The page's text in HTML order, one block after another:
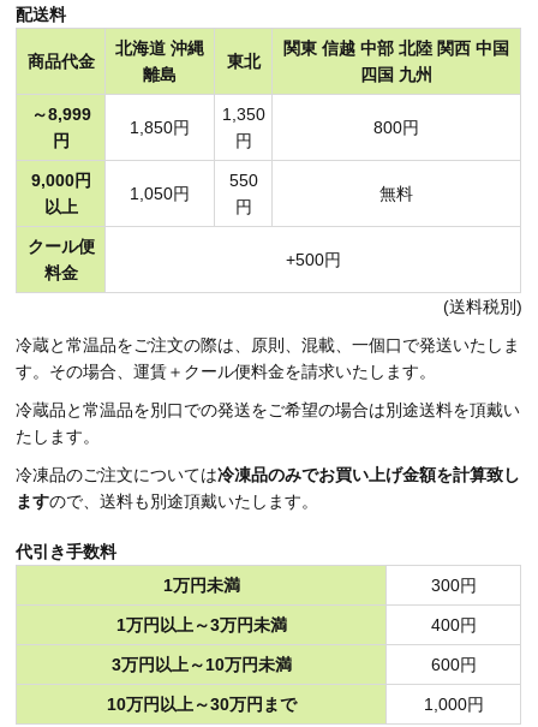
配送料
商品代金
北海道 沖縄
離島
東北
関東 信越 中部 北陸 関西 中国
四国 九州
～8,999
円
1,850円
1,350
円
800円
9,000円
以上
1,050円
550
円
無料
クール便
料金
+500円
(送料税別)
冷蔵と常温品をご注文の際は、原則、混載、一個口で発送いたしま
す。その場合、運賃＋クール便料金を請求いたします。
冷蔵品と常温品を別口での発送をご希望の場合は別途送料を頂戴い
たします。
冷凍品のご注文については冷凍品のみでお買い上げ金額を計算致し
ますので、送料も別途頂戴いたします。
代引き手数料
1万円未満
300円
1万円以上～3万円未満 400円
3万円以上～10万円未満 600円
10万円以上～30万円まで
1,000円